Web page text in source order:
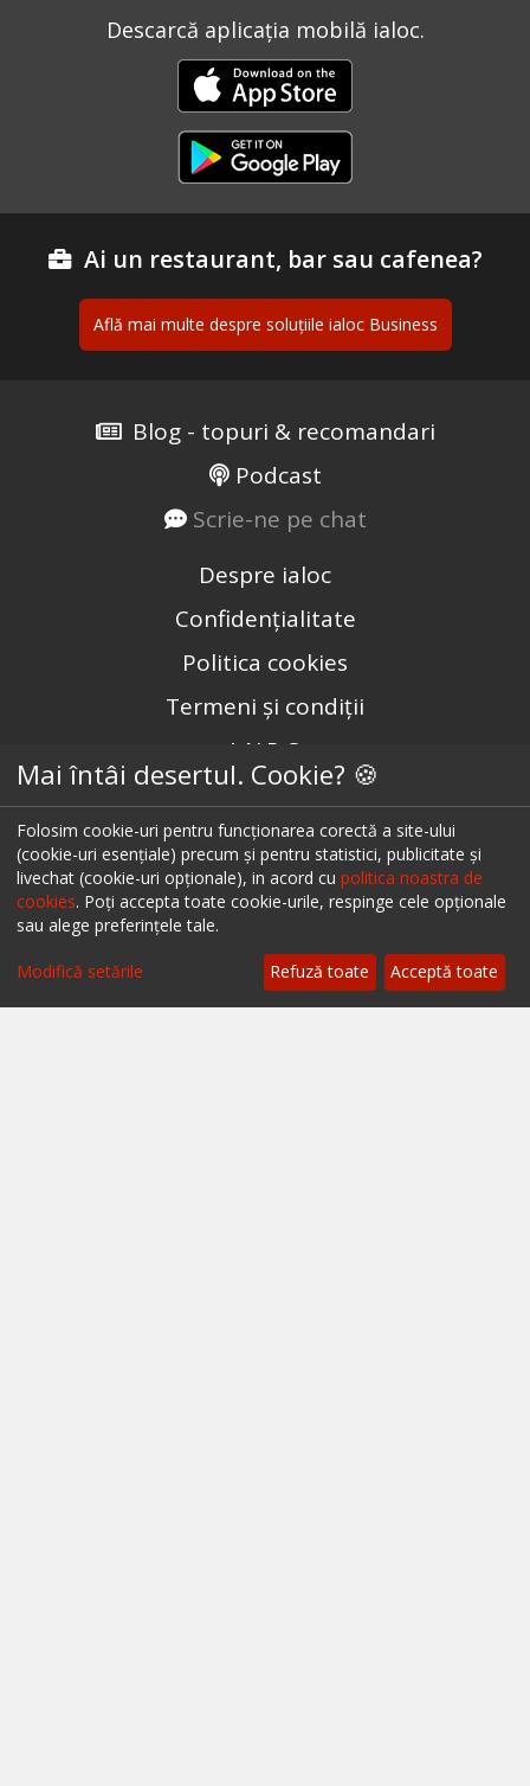
Descarcă aplicația mobilă ialoc.
Ai un restaurant, bar sau cafenea?
Află mai multe despre soluțiile ialoc Business
Blog - topuri & recomandari
Podcast
Scrie-ne pe chat
Despre ialoc
Confidențialitate
Politica cookies
Termeni și condiții
A.N.P.C.
A.N.P.C. - SAL
Setări cookie
Restaurante București
Restaurante Cluj
Restaurante Timișoara
Mai întâi desertul. Cookie? 🍪
Folosim cookie-uri pentru funcționarea corectă a site-ului
(cookie-uri esențiale) precum și pentru statistici, publicitate și
livechat (cookie-uri opționale), in acord cu politica noastra de
cookies. Poți accepta toate cookie-urile, respinge cele opționale
sau alege preferințele tale.
Modifică setările Refuză toate Acceptă toate